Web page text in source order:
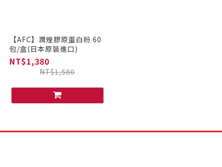
【AFC】潤煌膠原蛋白粉 60
包/盒(日本原裝進口)
NT$1,380
NT$1,580